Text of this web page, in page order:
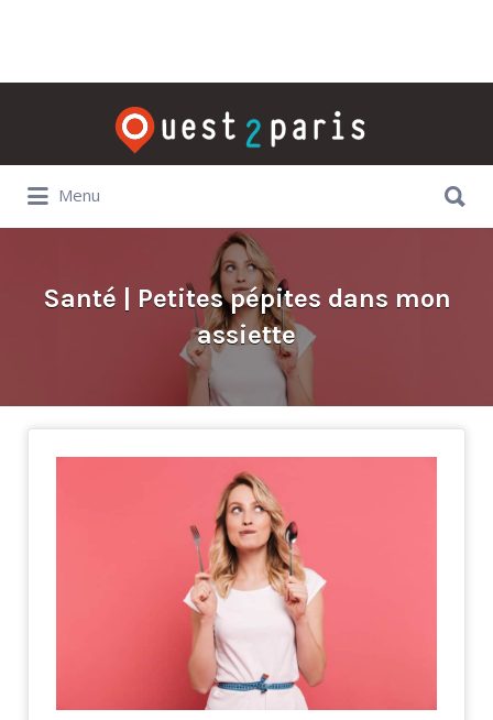
Rechercher:
Menu
Santé | Petites pépites dans mon
assiette